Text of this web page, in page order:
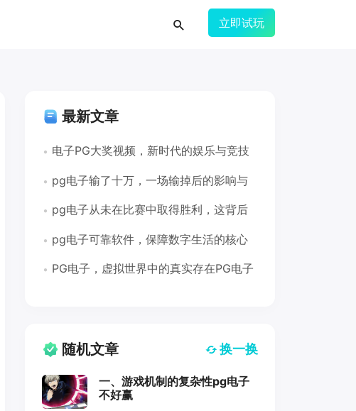
立即试玩
最新文章
电子PG大奖视频，新时代的娱乐与竞技
pg电子输了十万，一场输掉后的影响与
pg电子从未在比赛中取得胜利，这背后
pg电子可靠软件，保障数字生活的核心
PG电子，虚拟世界中的真实存在PG电子
随机文章 换一换
一、游戏机制的复杂性pg电子
不好赢